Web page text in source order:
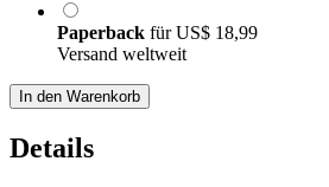
Paperback fürUS$ 18,99
Versand weltweit
In den Warenkorb
Details